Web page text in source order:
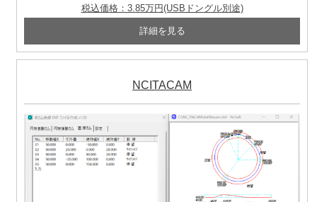
税込価格：3.85万円(USBドングル別途)
NCITACAM